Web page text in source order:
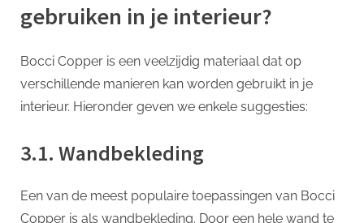
gebruiken in je interieur?
Bocci Copper is een veelzijdig materiaal dat op
verschillende manieren kan worden gebruikt in je
interieur. Hieronder geven we enkele suggesties:
3.1. Wandbekleding
Een van de meest populaire toepassingen van Bocci
Copper is als wandbekleding. Door een hele wand te